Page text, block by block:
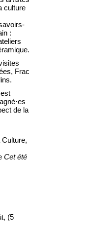
culture
:
Frac
de la
Cet été
(5